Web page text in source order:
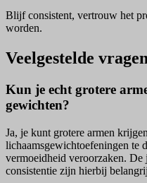
Blijf consistent, vertrouw het
worden.
Veelgestelde vragen
Kun je echt grotere
gewichten?
Ja, je kunt grotere armen
lichaamsgewichtoefeningen te
vermoeidheid veroorzaken. De
consistentie zijn hierbij